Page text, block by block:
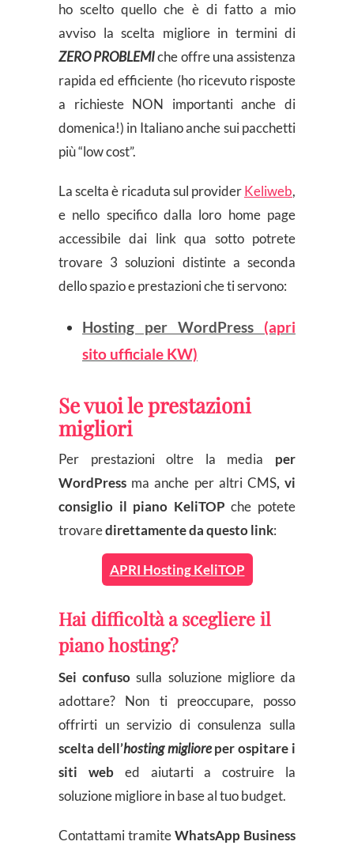
ho scelto quello che è di fatto a mio
avviso la scelta migliore in termini di
ZERO PROBLEMIche offre una assistenza
rapida ed efficiente (ho ricevuto risposte
a richieste NON importanti anche di
domenica!) in Italiano anche sui pacchetti
più “low cost”.
La scelta è ricaduta sul providerKeliweb,
e nello specifico dalla loro home page
accessibile dai link qua sotto potrete
trovare 3 soluzioni distinte a seconda
dello spazio e prestazioni che ti servono:
Hosting per WordPress (apri
sito ufficiale KW)
Se vuoi le prestazioni
migliori
Per prestazioni oltre la media per
WordPress ma anche per altri CMS, vi
consiglio il piano KeliTOP che potete
trovaredirettamente da questo link:
APRI Hosting KeliTOP
Hai difficoltà a scegliere il
piano hosting?
Sei confuso sulla soluzione migliore da
adottare? Non ti preoccupare, posso
offrirti un servizio di consulenza sulla
scelta dell’hosting miglioreper ospitare i
siti webed aiutarti a costruire la
soluzione migliore in base al tuo budget.
Contattami tramiteWhatsApp Business